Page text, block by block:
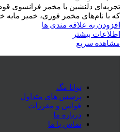
تجربه‌ای دلنشین با مخمر فرانسوی
که با نام‌های مخمر فوری، خمیر مایه
افزودن به علاقه مندی ها
اطلاعات بیشتر
مشاهده سریع
توانا مگ
پرسش های متداول
قوانین و مقررات
درباره ما
تماس با ما